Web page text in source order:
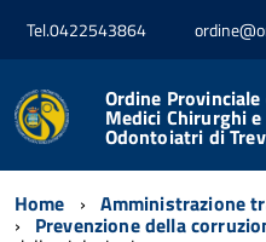
Tel.0422543864
Ordine
Medici Chirurghi
Odontoiatri di
Home Amministrazione
Prevenzione della